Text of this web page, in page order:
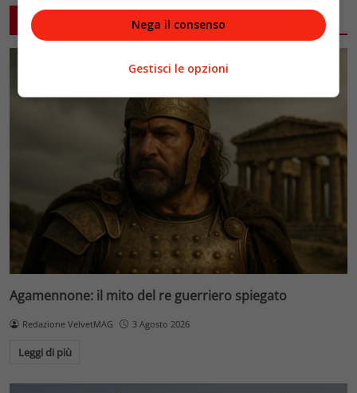
ARTICOLI CORRELATI
Agamennone: il mito del re guerriero spiegato
Redazione VelvetMAG 3 Agosto 2026
Leggi di più
Nega il consenso
Gestisci le opzioni